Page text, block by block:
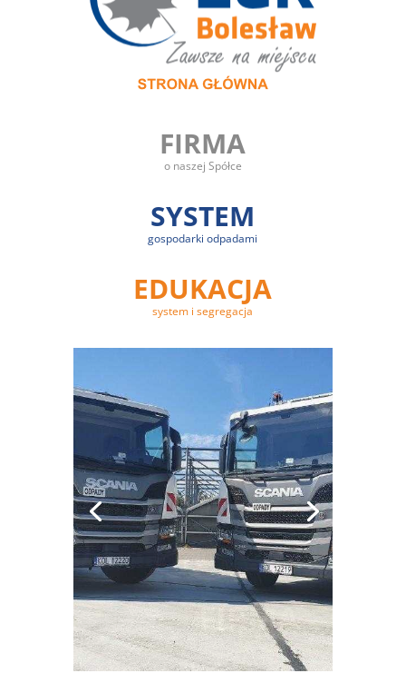
FIRMA
o naszej Spółce
SYSTEM
gospodarki odpadami
EDUKACJA
system i segregacja
SYSTEM